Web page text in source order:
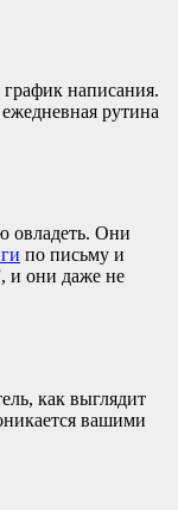
написания.
рутина
овладеть. Они
по письму и
и они даже не
как выглядит
вашими